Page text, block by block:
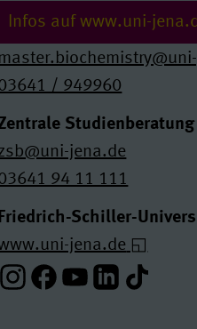
Infos auf www.uni-
/ 949960
Studienberatung
jena.de
94 11 111
Friedrich-Schiller-
jena.de
Instagram-Profil
Facebook-Profil
Youtube-Profil
Linkedin-
Tiktok-